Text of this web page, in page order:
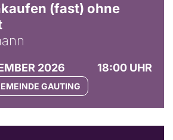
(fast) ohne
2026 18:00 UHR
GAUTING